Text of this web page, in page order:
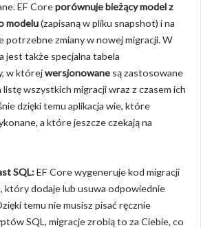
EF Coreporównuje bieżący model z
modelu(zapisaną w pliku snapshot) i na
potrzebne zmiany w nowej migracji. W
jest także specjalna tabela
w którejwersjonowane są zastosowane
wszystkich migracji wraz z czasem ich
dzięki temu aplikacja wie, które
a które jeszcze czekają na
SQL:EF Core wygeneruje kod migracji
który dodaje lub usuwa odpowiednie
temu nie musisz pisać ręcznie
SQL, migracje zrobią to za Ciebie, co